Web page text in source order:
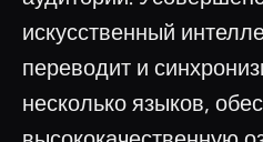
искусственный
переводит и
несколько языков,